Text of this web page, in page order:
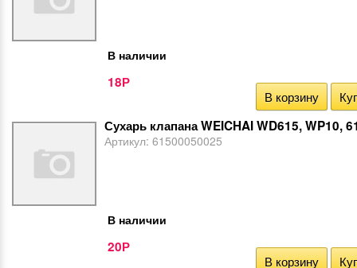
В наличии
18Р
В корзину
Сухарь клапана WEICHAI WD615, WP10,
Артикул: 61500050025
В наличии
20Р
В корзину